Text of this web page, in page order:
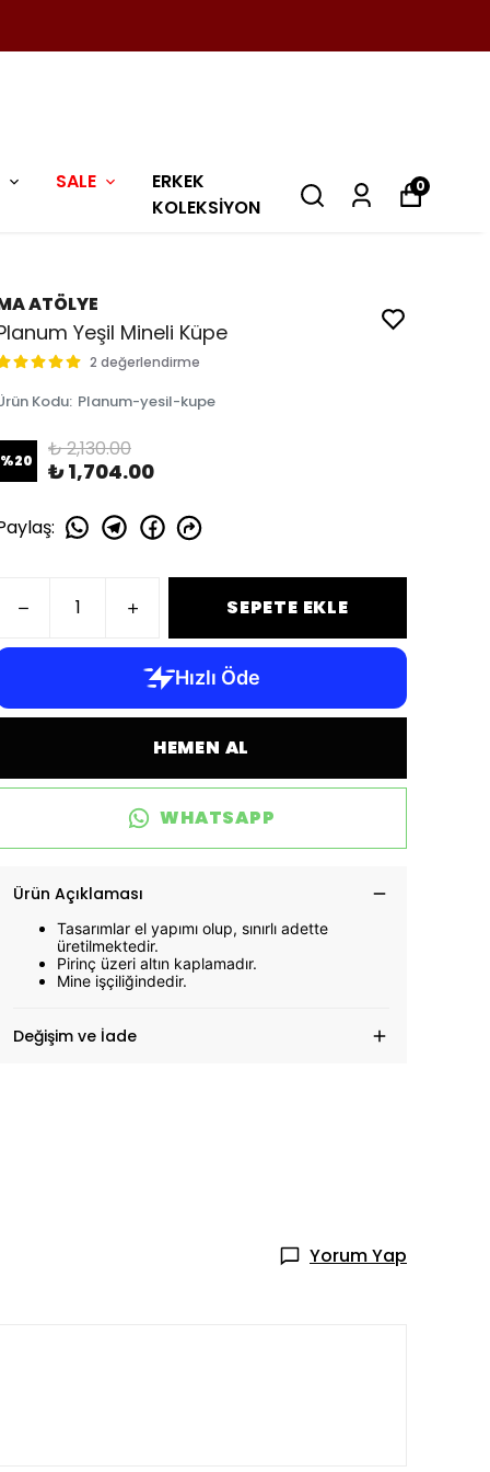
SALE
ERKEK
KOLEKSİYON
0
ATÖLYE
Yeşil Mineli Küpe
2 değerlendirme
Kodu: Planum-yesil-kupe
%20 ₺ 2,130.00
₺ 1,704.00
:
SEPETE EKLE
HEMEN AL
WHATSAPP
Ürün Açıklaması
Tasarımlar el yapımı olup, sınırlı adette
üretilmektedir.
Pirinç üzeri altın kaplamadır.
Mine işçiliğindedir.
Değişim ve İade
Yorum Yap